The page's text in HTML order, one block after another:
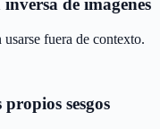
inversa de imágenes
fuera de contexto.
propios sesgos